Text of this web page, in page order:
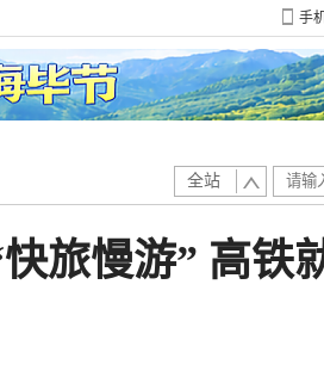
手
全站
旅慢游” 高铁